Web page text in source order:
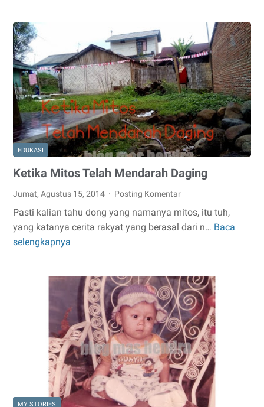
EDUKASI
Ketika Mitos Telah Mendarah Daging
Jumat, Agustus 15, 2014 Posting Komentar
Pasti kalian tahu dong yang namanya mitos, itu tuh,
yang katanya cerita rakyat yang berasal dari n… Baca
selengkapnya
Ketika
Mendarah
Daging
MY STORIES